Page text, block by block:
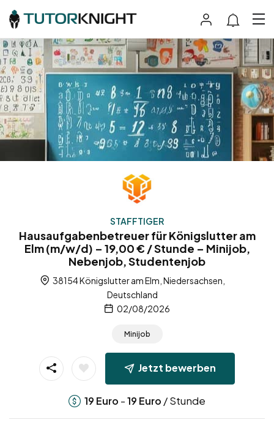
STAFFTIGER
Hausaufgabenbetreuer für Königslutter am
Elm (m/w/d) – 19,00 € / Stunde – Minijob,
Nebenjob, Studentenjob
38154 Königslutter am Elm, Niedersachsen,
Deutschland
02/08/2026
Minijob
Jetzt bewerben
19 Euro -19 Euro / Stunde